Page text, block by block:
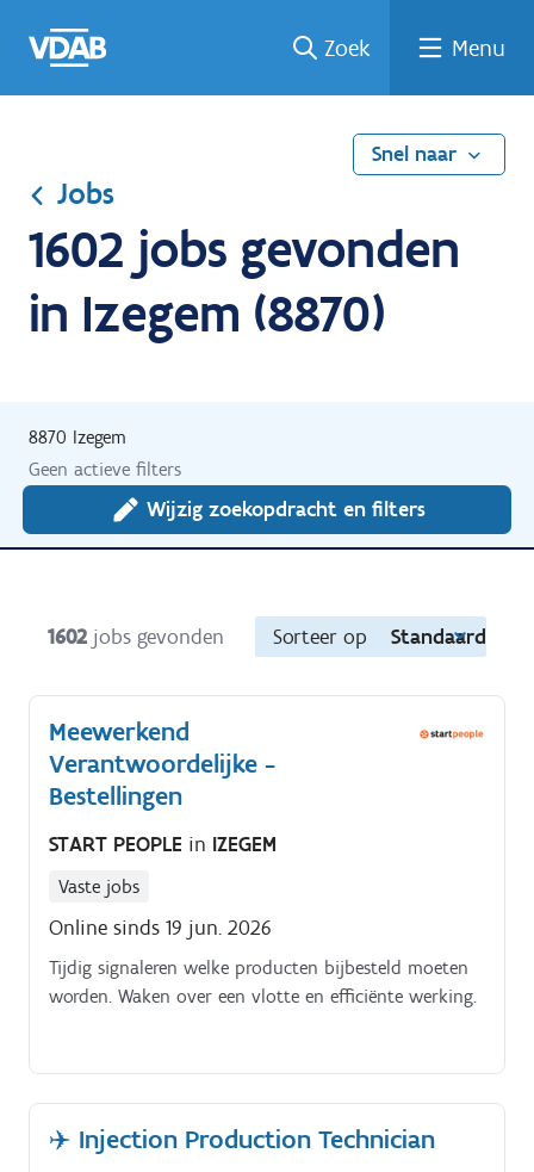
naar
een
een
job
naar
Zoek Menu
Snel naar
Jobs
1602 jobs gevonden
in Izegem (8870)
8870 Izegem
Geen actieve filters
Wijzig zoekopdracht en filters
1602 jobs gevonden Sorteer op Standaard
Meewerkend
Verantwoordelijke -
Bestellingen
START PEOPLE in IZEGEM
Vaste jobs
Online sinds 19 jun. 2026
Tijdig signaleren welke producten bijbesteld moeten
worden. Waken over een vlotte en efficiënte werking.
✈️ Injection Production Technician